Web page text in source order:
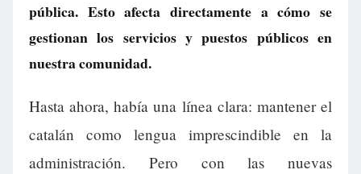
pública. Esto afecta directamente a cómo se
gestionan los servicios y puestos públicos en
nuestra comunidad.
Hasta ahora, había una línea clara: mantener el
catalán como lengua imprescindible en la
administración. Pero con las nuevas